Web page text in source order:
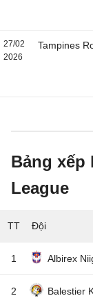
27/02
2026
Tampines
Bảng xếp
League
TT Đội
1 Albirex
2 Balestier